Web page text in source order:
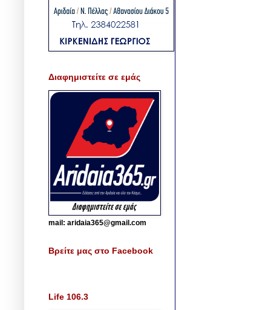
Διαφημιστείτε σε εμάς
mail: aridaia365@gmail.com
Βρείτε μας στο Facebook
Life 106.3